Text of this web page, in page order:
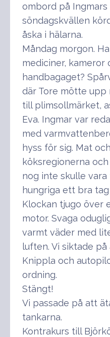
ombord på Ingmars
söndagskvällen
åska i hälarna.
Måndag morgon.
mediciner, kameror
handbagaget?
där Tore mötte
till plimsollmärket,
Eva. Ingmar var
med
hyss för sig. Mat
köksregionerna
nog inte skulle
hungriga ett bra
Klockan tjugo över
motor. Svaga
varmt väder med
luften. Vi siktade
Knippla och
ordning.
Stängt!
Vi passade på att
tankarna.
Kontrakurs till